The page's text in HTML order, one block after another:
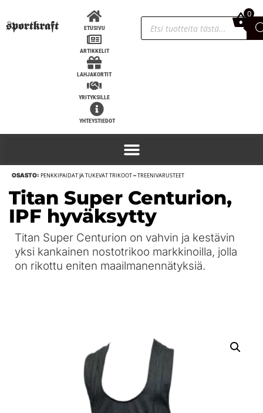
1 960,00 € LISÄÄ
ETUSIVU
ARTIKKELIT
LAHJAKORTIT
YRITYKSILLE
YHTEYSTIEDOT
0,00€
0
OSASTO: PENKKIPAIDAT JA TUKEVAT TRIKOOT–TREENIVARUSTEET
Titan Super Centurion,
IPF hyväksytty
Titan Super Centurion on vahvin ja kestävin
yksi kankainen nostotrikoo markkinoilla, jolla
on rikottu eniten maailmanennätyksiä.